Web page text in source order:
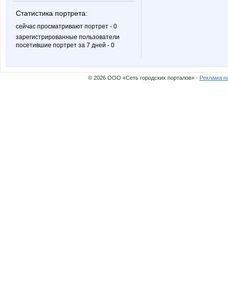
Статистика портрета:
сейчас просматривают портрет - 0
зарегистрированные пользователи
посетившие портрет за 7 дней - 0
© 2026 ООО «Сеть городских порталов» · Реклама